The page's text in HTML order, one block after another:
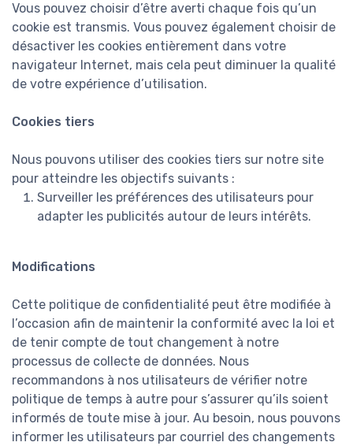
Vous pouvez choisir d’être averti chaque fois qu’un
cookie est transmis. Vous pouvez également choisir de
désactiver les cookies entièrement dans votre
navigateur Internet, mais cela peut diminuer la qualité
de votre expérience d’utilisation.
Cookies tiers
Nous pouvons utiliser des cookies tiers sur notre site
pour atteindre les objectifs suivants :
Surveiller les préférences des utilisateurs pour
adapter les publicités autour de leurs intérêts.
Modifications
Cette politique de confidentialité peut être modifiée à
l’occasion afin de maintenir la conformité avec la loi et
de tenir compte de tout changement à notre
processus de collecte de données. Nous
recommandons à nos utilisateurs de vérifier notre
politique de temps à autre pour s’assurer qu’ils soient
informés de toute mise à jour. Au besoin, nous pouvons
informer les utilisateurs par courriel des changements